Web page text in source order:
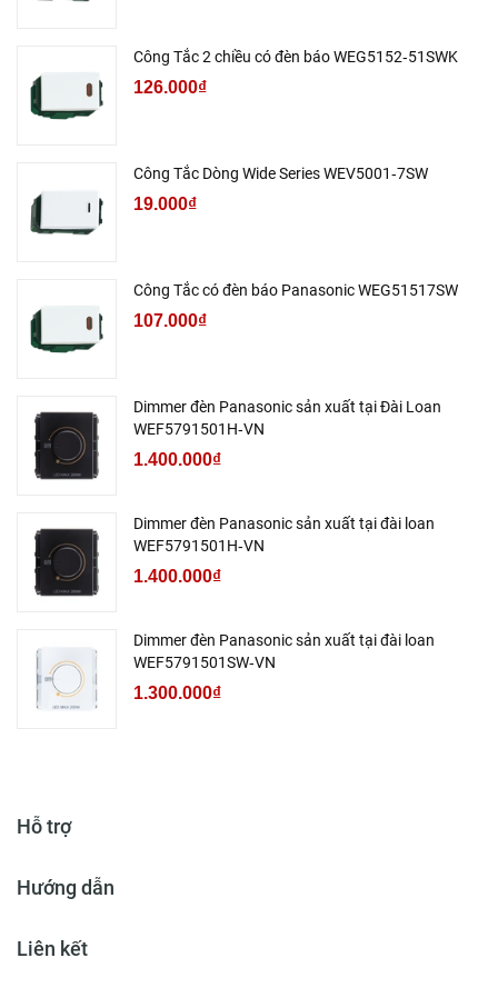
Công Tắc 2 chiều có đèn báo WEG5152‑51SWK
126.000₫
Công Tắc Dòng Wide Series WEV5001‑7SW
19.000₫
Công Tắc có đèn báo Panasonic WEG51517SW
107.000₫
Dimmer đèn Panasonic sản xuất tại Đài Loan
WEF5791501H‑VN
1.400.000₫
Dimmer đèn Panasonic sản xuất tại đài loan
WEF5791501H‑VN
1.400.000₫
Dimmer đèn Panasonic sản xuất tại đài loan
WEF5791501SW‑VN
1.300.000₫
Hỗ trợ
Hướng dẫn
Liên kết